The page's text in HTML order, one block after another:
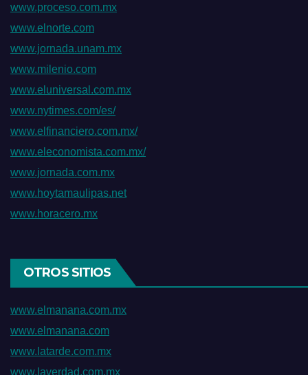
www.proceso.com.mx
www.elnorte.com
www.jornada.unam.mx
www.milenio.com
www.eluniversal.com.mx
www.nytimes.com/es/
www.elfinanciero.com.mx/
www.eleconomista.com.mx/
www.jornada.com.mx
www.hoytamaulipas.net
www.horacero.mx
OTROS SITIOS
www.elmanana.com.mx
www.elmanana.com
www.latarde.com.mx
www.laverdad.com.mx